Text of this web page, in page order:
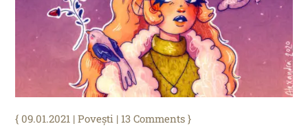
09.01.2021 |Povești | 13 Comments